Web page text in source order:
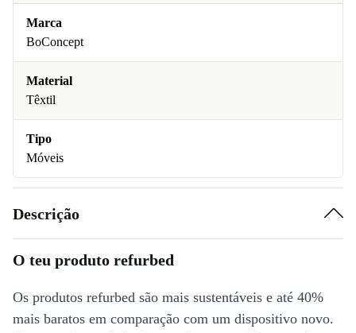
Marca
BoConcept
Material
Têxtil
Tipo
Móveis
Descrição
O teu produto refurbed
Os produtos refurbed são mais sustentáveis e até 40%
mais baratos em comparação com um dispositivo novo.